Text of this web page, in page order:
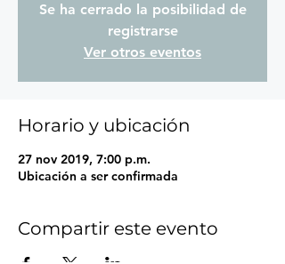
Se ha cerrado la posibilidad de
registrarse
Ver otros eventos
Horario y ubicación
27 nov 2019, 7:00 p.m.
Ubicación a ser confirmada
Compartir este evento